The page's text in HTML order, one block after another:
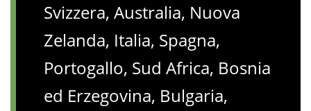
Svizzera, Australia, Nuova
Zelanda, Italia, Spagna,
Portogallo, Sud Africa, Bosnia
ed Erzegovina, Bulgaria,